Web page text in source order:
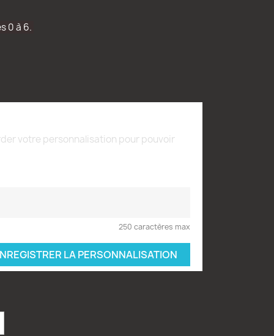
0 à 6.
votre personnalisation pour pouvoir
250 caractères max
LA PERSONNALISATION